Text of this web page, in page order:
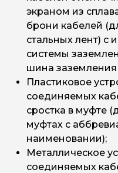
экраном из
брони кабелей
стальных лент) с
системы
шина
Пластиковое
соединяемых
сростка в муфте
муфтах с
наименовании);
Металлическое
соединяемых